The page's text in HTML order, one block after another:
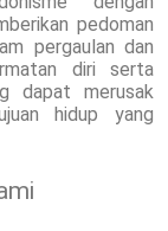
pedoman
pergaulan dan
diri serta
dapat merusak
hidup yang